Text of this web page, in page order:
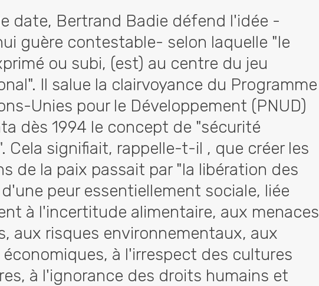
date, Bertrand Badie défend l'idée -
guère contestable- selon laquelle "le
ou subi, (est) au centre du jeu
Il salue la clairvoyance du Programme
Unies pour le Développement (PNUD)
dès 1994 le concept de "sécurité
Cela signifiait, rappelle-t-il , que créer les
de la paix passait par "la libération des
peur essentiellement sociale, liée
à l'incertitude alimentaire, aux menaces
aux risques environnementaux, aux
à l'irrespect des cultures
à l'ignorance des droits humains et